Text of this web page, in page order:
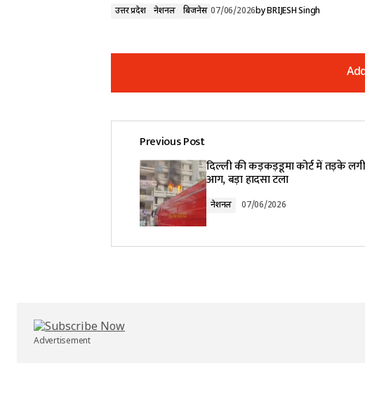
उत्तर प्रदेश नेशनल बिजनेस 07/06/2026byBRIJESH Singh
Your email address will not be published.
Comment*
Previous Post
दिल्ली की कड़कड़डूमा कोर्ट में तड़के लगी
आग, बड़ा हादसा टला
नेशनल 07/06/2026
Advertisement